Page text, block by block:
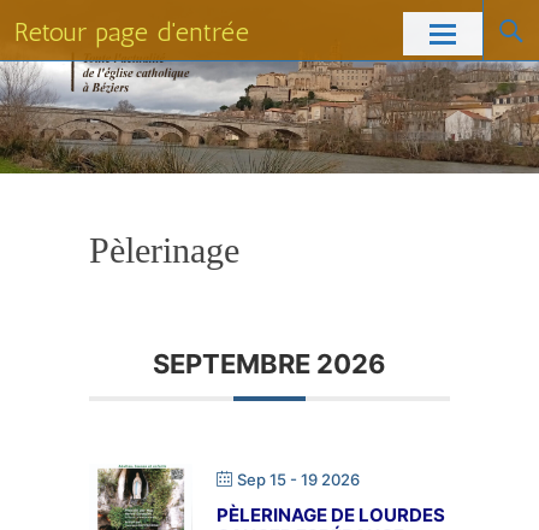
Retour page d'entrée
Skip
to
content
Pèlerinage
SEPTEMBRE 2026
Sep 15 - 19 2026
PÈLERINAGE DE LOURDES